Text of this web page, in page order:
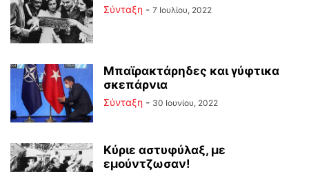
Σύνταξη - 7 Ιουλίου, 2022
Μπαϊρακτάρηδες και γύφτικα
σκεπάρνια
Σύνταξη - 30 Ιουνίου, 2022
Κύριε αστυφύλαξ, με
εμούντζωσαν!